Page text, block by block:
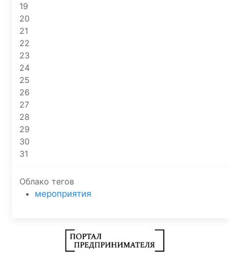
19
20
21
22
23
24
25
26
27
28
29
30
31
Облако тегов
мероприятия